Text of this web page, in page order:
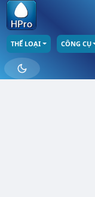
THỂ LOẠI CÔNG CỤ